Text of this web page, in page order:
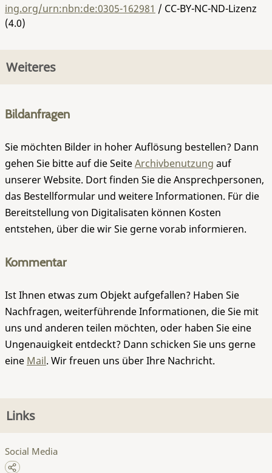
ing.org/urn:nbn:de:0305-162981 / CC-BY-NC-ND-Lizenz
(4.0)
Weiteres
Bildanfragen
Sie möchten Bilder in hoher Auflösung bestellen? Dann
gehen Sie bitte auf die SeiteArchivbenutzung auf
unserer Website. Dort finden Sie die Ansprechpersonen,
das Bestellformular und weitere Informationen. Für die
Bereitstellung von Digitalisaten können Kosten
entstehen, über die wir Sie gerne vorab informieren.
Kommentar
Ist Ihnen etwas zum Objekt aufgefallen? Haben Sie
Nachfragen, weiterführende Informationen, die Sie mit
uns und anderen teilen möchten, oder haben Sie eine
Ungenauigkeit entdeckt? Dann schicken Sie uns gerne
eine Mail. Wir freuen uns über Ihre Nachricht.
Links
Social Media